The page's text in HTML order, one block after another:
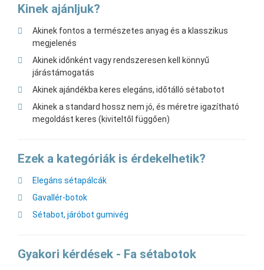
Kinek ajánljuk?
Akinek fontos a természetes anyag és a klasszikus
megjelenés
Akinek időnként vagy rendszeresen kell könnyű
járástámogatás
Akinek ajándékba keres elegáns, időtálló sétabotot
Akinek a standard hossz nem jó, és méretre igazítható
megoldást keres (kiviteltől függően)
Ezek a kategóriák is érdekelhetik?
Elegáns sétapálcák
Gavallér-botok
Sétabot, járóbot gumivég
Gyakori kérdések - Fa sétabotok